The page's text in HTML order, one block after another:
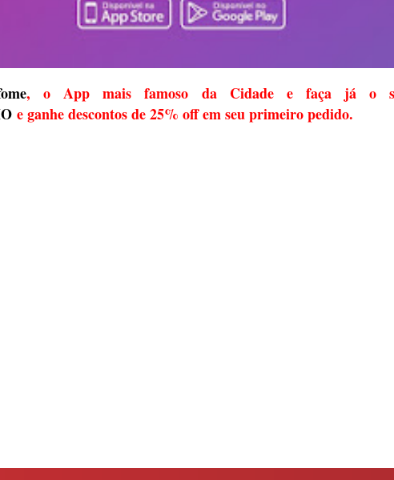
, o App mais famoso da Cidade e faça já o
e ganhe descontos de 25% off em seu primeiro pedido.